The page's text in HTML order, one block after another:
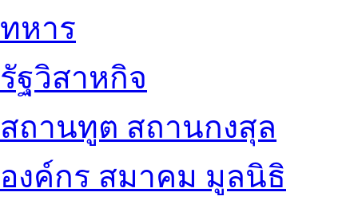
ทหาร
รัฐวิสาหกิจ
สถานทูต สถานกงสุล
องค์กร สมาคม มูลนิธิ